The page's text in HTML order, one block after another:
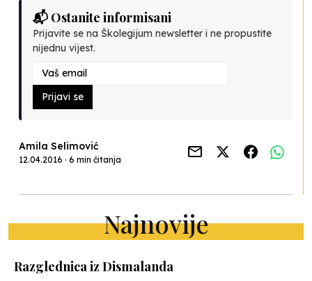
📬 Ostanite informisani
Prijavite se na Školegijum newsletter i ne propustite
nijednu vijest.
Prijavi se
Amila Selimović
12.04.2016 · 6 min čitanja
Najnovije
Razglednica iz Dismalanda